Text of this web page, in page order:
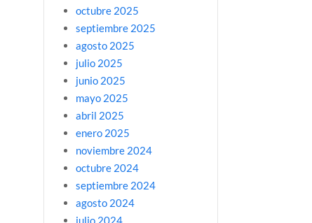
octubre 2025
septiembre 2025
agosto 2025
julio 2025
junio 2025
mayo 2025
abril 2025
enero 2025
noviembre 2024
octubre 2024
septiembre 2024
agosto 2024
julio 2024